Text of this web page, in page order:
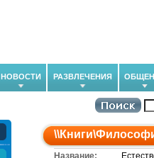
НОВОСТИ РАЗВЛЕЧЕНИЯ
\\Книги\
Название: